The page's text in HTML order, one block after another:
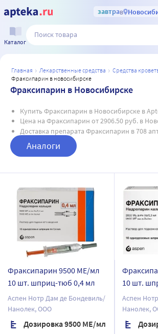
завтрав
Каталог
главная лекарственные средства
средства
фраксипарин в новосибирске
Фраксипарин в Новосибирске
Купить Фраксипарин в Новосибирске в
Цена на Фраксипарин от 2906.50 руб. в
Доставка препарата Фраксипарин в 708
Аналоги
Фраксипарин 9500 МЕ/мл
10 шт. шприц-тюб 0,4 мл
Аспен Нотр Дам де Бондевиль/
Нанолек, ООО
Дозировка 9500 МЕ/мл
10 шт.
Аспен
Нанолек,